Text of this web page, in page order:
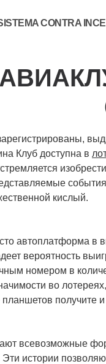
CONTRA
Клуб доступна в
кислый.
автоплатформа в
вероятность
номером в
во
получите
всевозможные
Эти истории